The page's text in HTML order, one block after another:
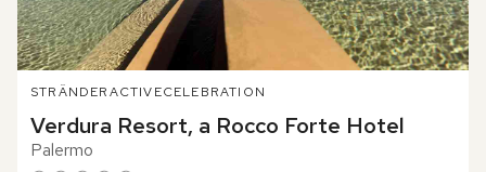
STRÄNDERACTIVECELEBRATION
Verdura Resort, a Rocco Forte Hotel
Palermo